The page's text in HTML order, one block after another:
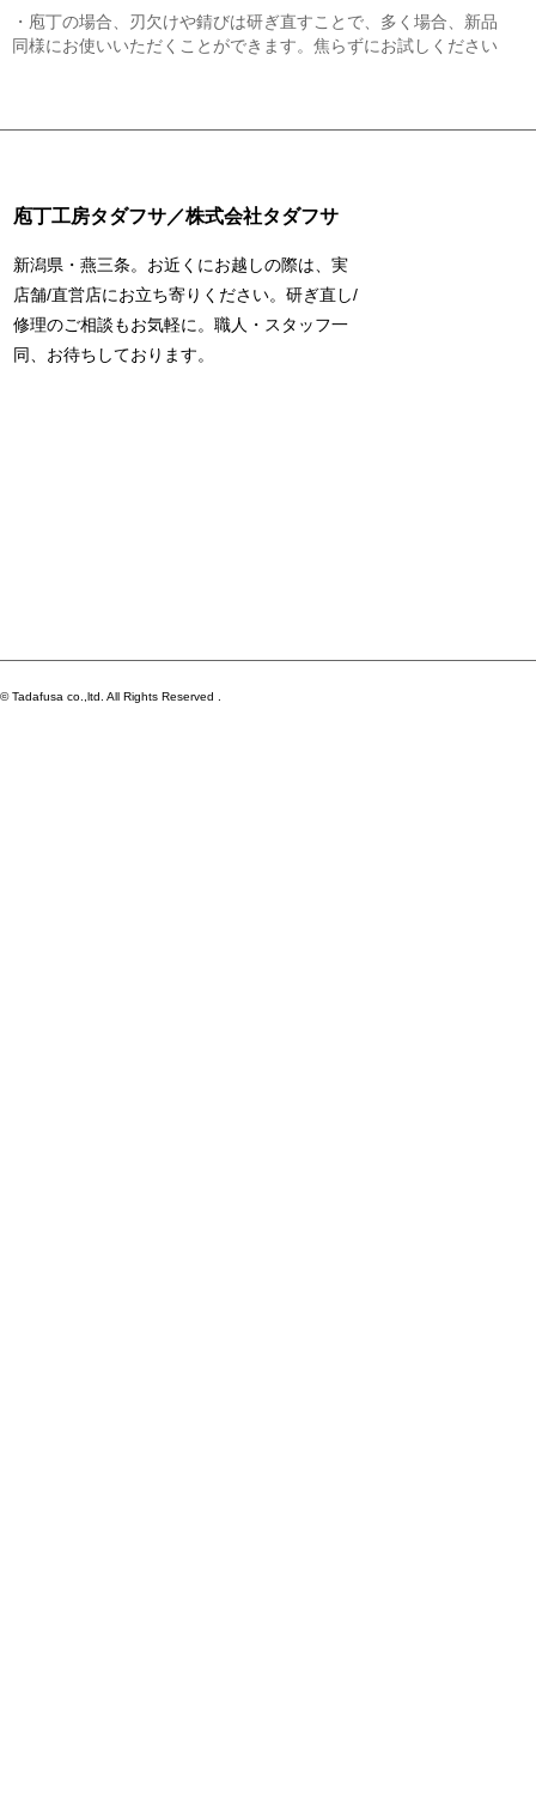
・庖丁の場合、刃欠けや錆びは研ぎ直すことで、多く場合、新品
同様にお使いいただくことができます。焦らずにお試しください
庖丁工房タダフサ／株式会社タダフサ
新潟県・燕三条。お近くにお越しの際は、実
店舗/直営店にお立ち寄りください。研ぎ直し/
修理のご相談もお気軽に。職人・スタッフ一
同、お待ちしております。
© Tadafusa co.,ltd. All Rights Reserved .